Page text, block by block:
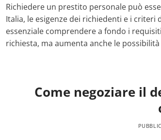
Richiedere un prestito personale può
Italia, le esigenze dei richiedenti e i
essenziale comprendere a fondo i
richiesta, ma aumenta anche le
Come negoziare il